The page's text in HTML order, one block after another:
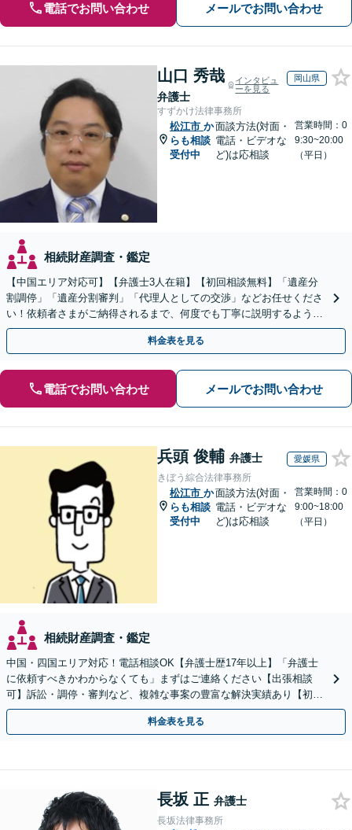
電話でお問い合わせ メールでお問い合わせ
山口 秀哉
弁護士
インタビュ
ーを見る
岡山県
すずかけ法律事務所
松江市 か
らも相談
受付中
面談方法(対面・
電話・ビデオな
ど)は応相談
営業時間：0
9:30~20:00
（平日）
相続財産調査・鑑定
【中国エリア対応可】【弁護士3人在籍】【初回相談無料】「遺産分
割調停」「遺産分割審判」「代理人としての交渉」などお任せくださ
い！依頼者さまがご納得されるまで、何度でも丁寧に説明するよう心
掛けています【土日祝／夜間対応可】【当日／電話相談可】
料金表を見る
電話でお問い合わせ メールでお問い合わせ
兵頭 俊輔 弁護士 愛媛県
きぼう綜合法律事務所
松江市 か
らも相談
受付中
面談方法(対面・
電話・ビデオな
ど)は応相談
営業時間：0
9:00~18:00
（平日）
相続財産調査・鑑定
中国・四国エリア対応！電話相談OK【弁護士歴17年以上】「弁護士
に依頼すべきかわからなくても」まずはご連絡ください【出張相談
可】訴訟・調停・審判など、複雑な事案の豊富な解決実績あり【初回
相談無料】初回面談のみで解決できるケースもあります
料金表を見る
長坂 正 弁護士
長坂法律事務所